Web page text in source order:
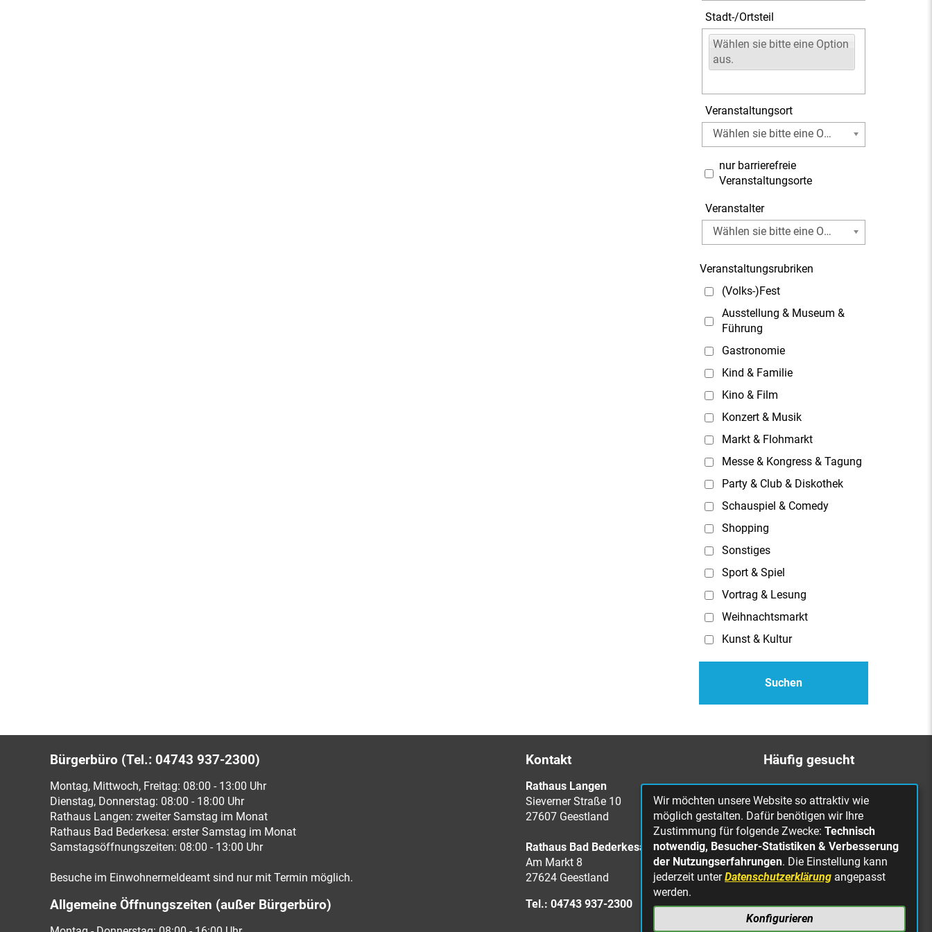
Stadt-/Ortsteil
Wählen sie bitte eine Option
aus.
Veranstaltungsort
Wählen sie bitte eine Option aus.
Veranstalter
Wählen sie bitte eine Option aus.
nur barrierefreie
Veranstaltungsorte
Veranstaltungsrubriken
(Volks-)Fest
Ausstellung & Museum &
Führung
Gastronomie
Kind & Familie
Kino & Film
Konzert & Musik
Markt & Flohmarkt
Messe & Kongress & Tagung
Party & Club & Diskothek
Schauspiel & Comedy
Shopping
Sonstiges
Sport & Spiel
Vortrag & Lesung
Weihnachtsmarkt
Kunst & Kultur
Bürgerbüro (Tel.: 04743 937-2300)
Montag, Mittwoch, Freitag: 08:00 - 13:00 Uhr
Dienstag, Donnerstag: 08:00 - 18:00 Uhr
Rathaus Langen: zweiter Samstag im Monat
Rathaus Bad Bederkesa: erster Samstag im Monat
Samstagsöffnungszeiten: 08:00 - 13:00 Uhr
Besuche im Einwohnermeldeamt sind nur mit Termin möglich.
Allgemeine Öffnungszeiten (außer Bürgerbüro)
Kontakt
Rathaus Langen
Sieverner Straße 10
27607 Geestland
Rathaus Bad Bederkesa
Am Markt 8
27624 Geestland
Tel.: 04743 937-2300
Häufig gesucht
Bürgerbüro
Online Rathaus
Was erledige ich wo?
Stellenangebote
Mängelmeldung
defekt
Wir möchten unsere Website so attraktiv wie
möglich gestalten. Dafür benötigen wir Ihre
Zustimmung für folgende Zwecke: Technisch
notwendig, Besucher-Statistiken & Verbesserung
der Nutzungserfahrungen. Die Einstellung kann
jederzeit unterDatenschutzerklärung angepasst
werden.
Konfigurieren